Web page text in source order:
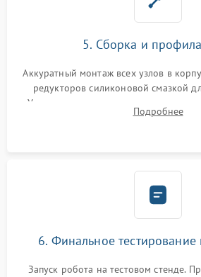
5. Сборка и
Аккуратный монтаж всех узлов в
редукторов силиконовой смазкой
Установка новых расходных
микрофибры, щеток). Надежная
Подробнее
6. Финальное
Запуск робота на тестовом стенде.